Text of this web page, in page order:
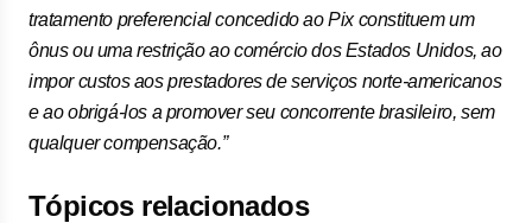
tratamento preferencial concedido ao Pix constituem um
ônus ou uma restrição ao comércio dos Estados Unidos, ao
impor custos aos prestadores de serviços norte-americanos
e ao obrigá-los a promover seu concorrente brasileiro, sem
qualquer compensação.”
Tópicos relacionados